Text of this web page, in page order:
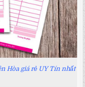
Hòa giá rẻ UY Tín nhất